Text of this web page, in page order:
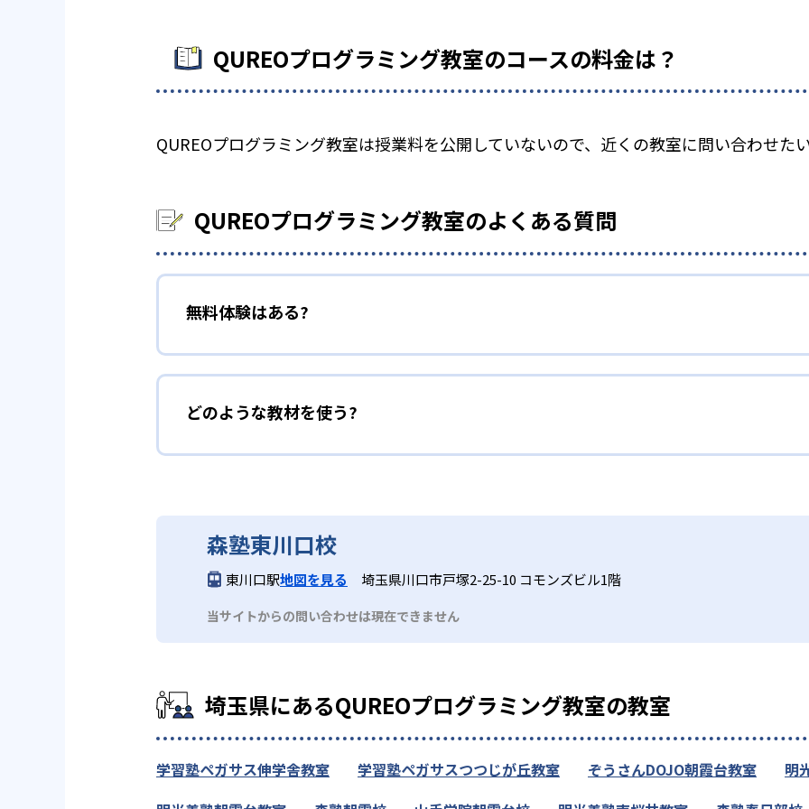
QUREOプログラミング教室のコースの料金は？
QUREOプログラミング教室は授業料を公開していないので、近くの教室に問い合わせた
QUREOプログラミング教室のよくある質問
無料体験はある?
どのような教材を使う?
森塾東川口校
東川口駅地図を見る 埼玉県川口市戸塚2-25-10 コモンズビル1階
当サイトからの問い合わせは現在できません
埼玉県にあるQUREOプログラミング教室の教室
学習塾ペガサス伸学舎教室 学習塾ペガサスつつじが丘教室 ぞうさんDOJO朝霞台教室
明